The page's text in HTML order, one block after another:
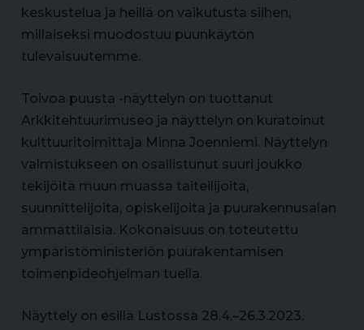
keskustelua ja heillä on vaikutusta siihen,
millaiseksi muodostuu puunkäytön
tulevaisuutemme.
Toivoa puusta -näyttelyn on tuottanut
Arkkitehtuurimuseo ja näyttelyn on kuratoinut
kulttuuritoimittaja Minna Joenniemi. Näyttelyn
valmistukseen on osallistunut suuri joukko
tekijöitä muun muassa taiteilijoita,
suunnittelijoita, opiskelijoita ja puurakennusalan
ammattilaisia. Kokonaisuus on toteutettu
ympäristöministeriön puurakentamisen
toimenpideohjelman tuella.
Näyttely on esillä Lustossa 28.4.–26.3.2023.